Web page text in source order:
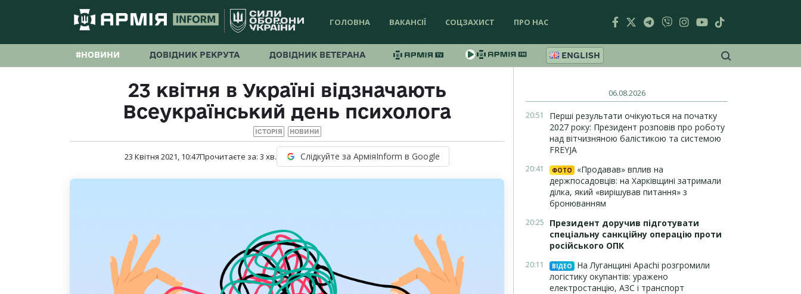
ГОЛОВНА ВАКАНСІЇ СОЦЗАХИСТ ПРО НАС
#НОВИНИ ДОВІДНИК РЕКРУТА ДОВІДНИК ВЕТЕРАНА ENGLISH
23 квітня в Україні відзначають
Всеукраїнський день психолога
ІСТОРІЯ НОВИНИ
23 Квітня 2021, 10:47Прочитаєте за: 3 хв. Слідкуйте за АрміяInform в Google
06.08.2026
20:51
Перші результати очікуються на початку
2027 року: Президент розповів про роботу
над вітчизняною балістикою та системою
FREYJA
20:41 ФОТО
«Продавав» вплив на
держпосадовців: на Харківщині затримали
ділка, який «вирішував питання» з
бронюванням
20:25
Президент доручив підготувати
спеціальну санкційну операцію проти
російського ОПК
20:11 ВІДЕО
На Луганщині Apachi розгромили
логістику окупантів: уражено
електростанцію, АЗС і транспорт